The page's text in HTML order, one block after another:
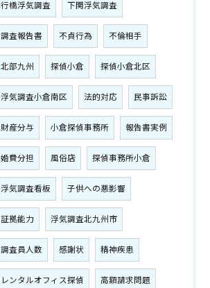
行橋浮気調査 下関浮気調査
調査報告書 不貞行為 不倫相手
北部九州 探偵小倉 探偵小倉北区
浮気調査小倉南区 法的対応 民事訴訟
財産分与 小倉探偵事務所 報告書実例
婚費分担 風俗店 探偵事務所小倉
浮気調査看板 子供への悪影響
証拠能力 浮気調査北九州市
調査員人数 感謝状 精神疾患
レンタルオフィス探偵 高額請求問題